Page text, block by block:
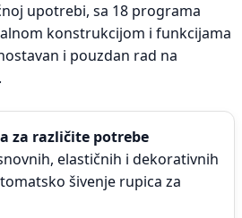
upotrebi, sa 18 programa
konstrukcijom i funkcijama
i pouzdan rad na
za različite potrebe
elastičnih i dekorativnih
šivenje rupica za